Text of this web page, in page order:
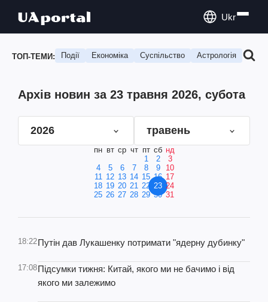
Ukr
ТОП-ТЕМИ: Події Економіка Суспільство Астрологія
Архів новин за 23 травня 2026, субота
2026 травень
пн вт ср чт пт сб нд
1
2
3
4
5 6 7 8 9
10
11 12 13 14 15 16 17
18 19 20 21 22 23 24
25 26 27 28 29 30 31
18:22Путін дав Лукашенку потримати "ядерну дубинку"
17:08Підсумки тижня: Китай, якого ми не бачимо і від
якого ми залежимо